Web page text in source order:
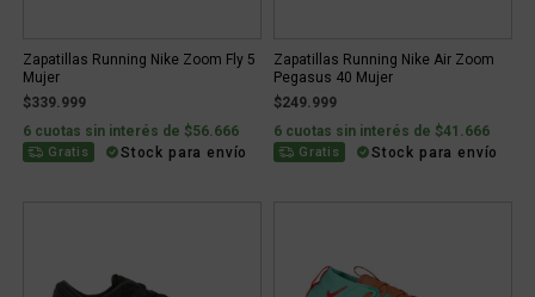
Zapatillas Running Nike Zoom Fly 5
Mujer
$339.999
6 cuotas sin interés de $56.666
Gratis Stock para envío
Zapatillas Running Nike Air Zoom
Pegasus 40 Mujer
$249.999
6 cuotas sin interés de $41.666
Gratis Stock para envío